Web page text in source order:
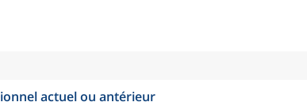
actuel ou antérieur